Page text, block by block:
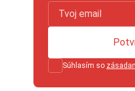
Súhlasím so